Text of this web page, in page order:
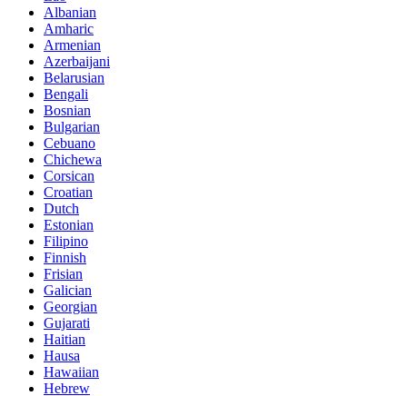
Albanian
Amharic
Armenian
Azerbaijani
Belarusian
Bengali
Bosnian
Bulgarian
Cebuano
Chichewa
Corsican
Croatian
Dutch
Estonian
Filipino
Finnish
Frisian
Galician
Georgian
Gujarati
Haitian
Hausa
Hawaiian
Hebrew